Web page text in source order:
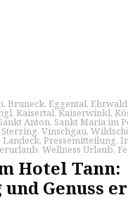
, Bruneck, Eggental, Ehrwald
, Kaisertal,Kaiserwinkl,
Anton, Sankt Maria im
Sterzing, Vinschgau,
Landeck, Pressemitteilung,
, Wellness Urlaub,
Hotel Tann:
Genuss